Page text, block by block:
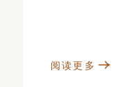
阅读更多